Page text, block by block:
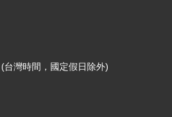
台灣時間，國定假日除外)